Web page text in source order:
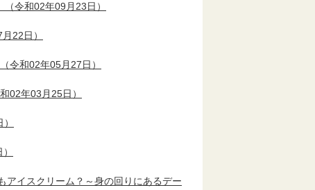
（令和02年09月23日）
22日）
（令和02年05月27日）
02年03月25日）
イスクリーム？～身の回りにあるデー